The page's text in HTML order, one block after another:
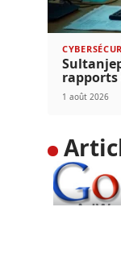
rapports
1 août 2026